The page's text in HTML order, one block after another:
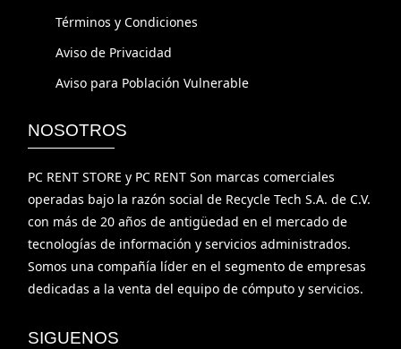
Términos y Condiciones
Aviso de Privacidad
Aviso para Población Vulnerable
NOSOTROS
PC RENT STORE y PC RENT Son marcas comerciales
operadas bajo la razón social de Recycle Tech S.A. de C.V.
con más de 20 años de antigüedad en el mercado de
tecnologías de información y servicios administrados.
Somos una compañía líder en el segmento de empresas
dedicadas a la venta del equipo de cómputo y servicios.
SIGUENOS